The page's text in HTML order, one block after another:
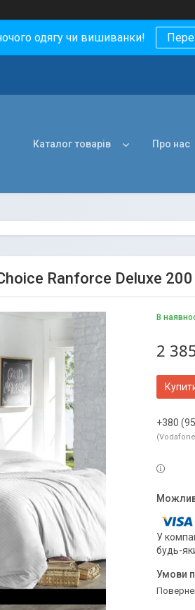
одягу чи вишиванки!
Каталог товарів Про нас
Ranforce Deluxe
В
2
+380
Vodafone
У
будь-